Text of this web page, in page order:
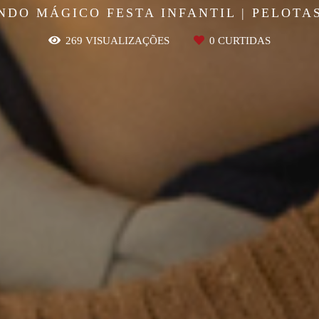
MÁGICO FESTA INFANTIL |
269 VISUALIZAÇÕES 0 CURTIDAS